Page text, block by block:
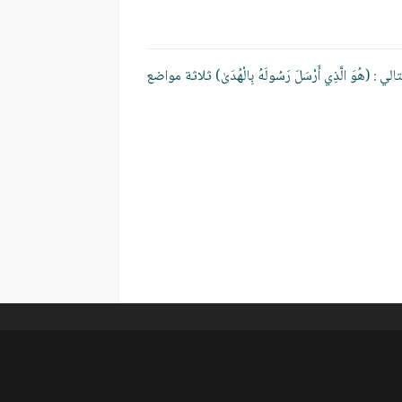
:(هُوَ الَّذِي أَرْسَلَ رَسُولَهُ بِالْهُدَىٰ) ثلاثة مواضع